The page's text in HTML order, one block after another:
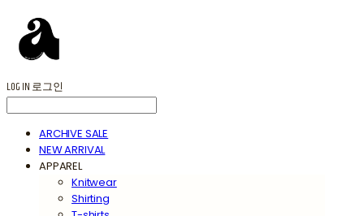
LOG IN 로그인
ARCHIVE SALE
NEW ARRIVAL
APPAREL
Knitwear
Shirting